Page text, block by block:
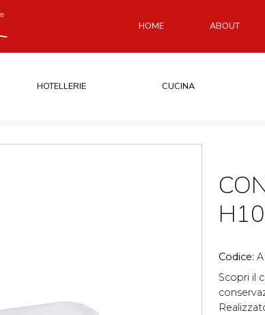
HOME ABOUT
HOTELLERIE CUCINA
Codice:
Scopri il